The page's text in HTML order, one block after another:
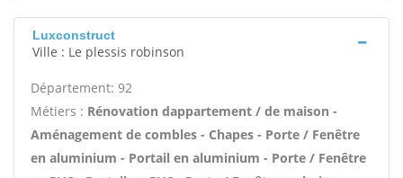
Luxconstruct
Ville : Le plessis robinson
Département: 92
Métiers : Rénovation dappartement / de maison -
Aménagement de combles - Chapes - Porte / Fenêtre
en aluminium - Portail en aluminium - Porte / Fenêtre